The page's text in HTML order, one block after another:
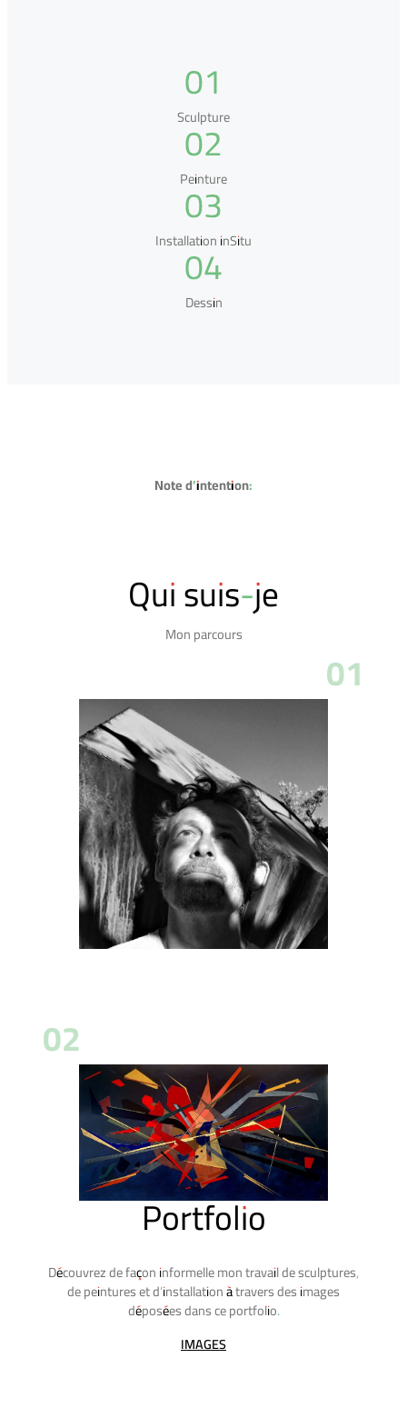
01
Sculpture
02
Peinture
03
Installation inSitu
04
Dessin
Note d’intention:
Qui suis-je
Mon parcours
01
02
Portfolio
Découvrez de façon informelle mon travail de sculptures,
de peintures et d’installation à travers des images
déposées dans ce portfolio.
IMAGES